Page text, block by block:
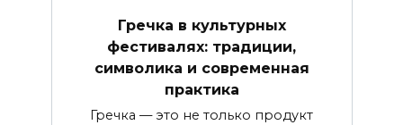
Гречка в культурных
фестивалях: традиции,
символика и современная
практика
Гречка — это не только продукт